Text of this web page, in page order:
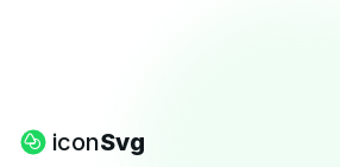
iconSvg